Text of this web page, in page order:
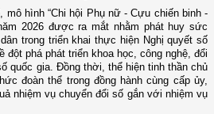
hình “Chi hội Phụ nữ - Cựu chiến binh -
2026 được ra mắt nhằm phát huy sức
trong triển khai thực hiện Nghị quyết số
đột phá phát triển khoa học, công nghệ, đổi
quốc gia. Đồng thời, thể hiện tinh thần chủ
đoàn thể trong đồng hành cùng cấp ủy,
nhiệm vụ chuyển đổi số gắn với nhiệm vụ